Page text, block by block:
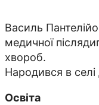
Василь
медичної
хвороб.
Народився в
Освіта